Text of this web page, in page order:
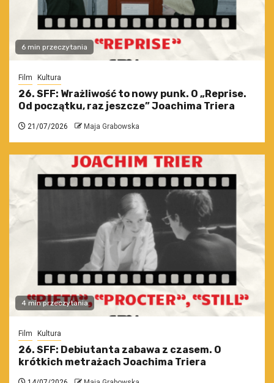
6 min przeczytania
Film Kultura
26. SFF: Wrażliwość to nowy punk. O „Reprise.
Od początku, raz jeszcze” Joachima Triera
21/07/2026 Maja Grabowska
4 min przeczytania
Film Kultura
26. SFF: Debiutanta zabawa z czasem. O
krótkich metrażach Joachima Triera